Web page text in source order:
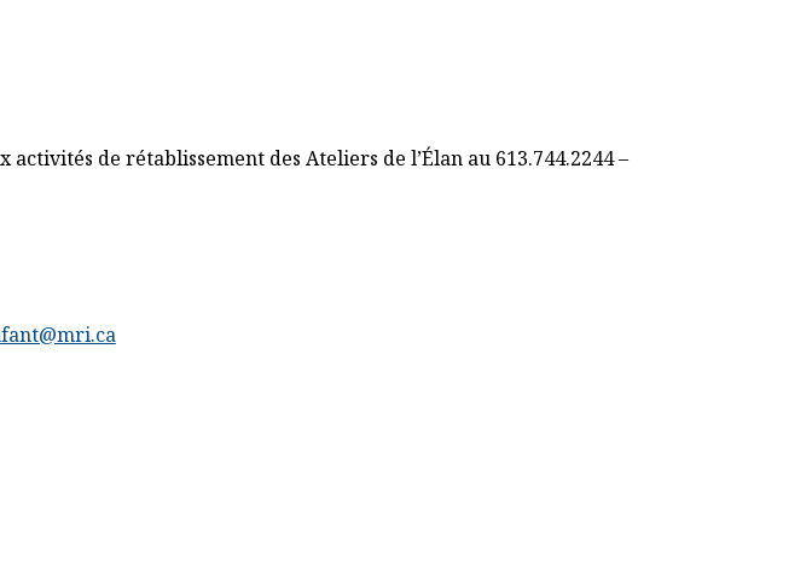
de rétablissement des Ateliers de l’Élan au 613.744.2244 –
s'ouvrira dans un nouvel onglet